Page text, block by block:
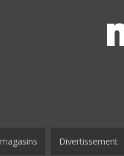
Divertissement